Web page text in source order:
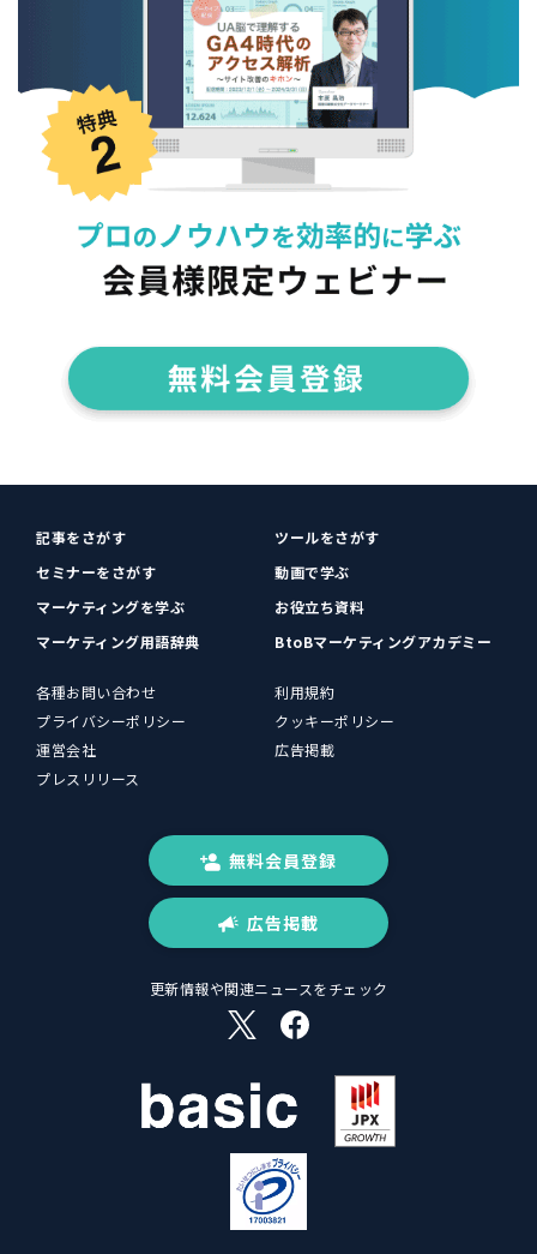
記事をさがす
ツールをさがす
セミナーをさがす
動画で学ぶ
マーケティングを学ぶ
お役立ち資料
マーケティング用語辞典
BtoBマーケティングアカデミー
各種お問い合わせ
利用規約
プライバシーポリシー
クッキーポリシー
運営会社
広告掲載
プレスリリース
無料会員登録
広告掲載
更新情報や関連ニュースをチェック